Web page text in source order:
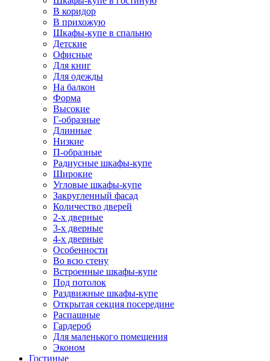
В коридор
В прихожую
Шкафы-купе в спальню
Детские
Офисные
Для книг
Для одежды
На балкон
Форма
Высокие
Г-образные
Длинные
Низкие
П-образные
Радиусные шкафы-купе
Широкие
Угловые шкафы-купе
Закругленный фасад
Количество дверей
2-х дверные
3-х дверные
4-х дверные
Особенности
Во всю стену
Встроенные шкафы-купе
Под потолок
Раздвижные шкафы-купе
Открытая секция посередине
Распашные
Гардероб
Для маленького помещения
Эконом
Гостиные